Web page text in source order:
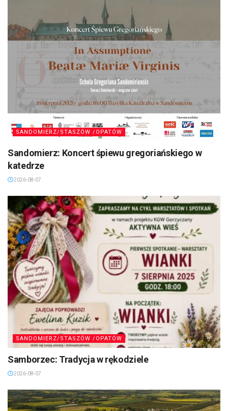
SANDOMIERZ/STASZÓW /OPATÓW
Sandomierz: Koncert śpiewu gregoriańskiego w
katedrze
2026-08-07
SANDOMIERZ/STASZÓW /OPATÓW
Samborzec: Tradycja w rękodziele
2026-08-07